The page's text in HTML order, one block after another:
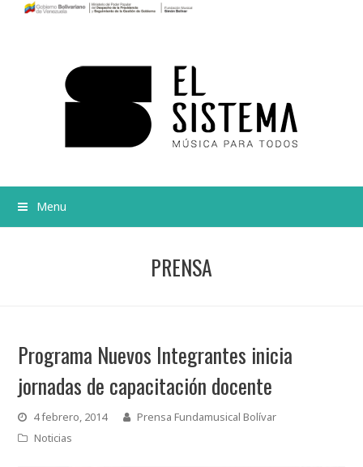
Menu
PRENSA
Programa Nuevos Integrantes inicia
jornadas de capacitación docente
4 febrero, 2014
Prensa Fundamusical Bolívar
Noticias